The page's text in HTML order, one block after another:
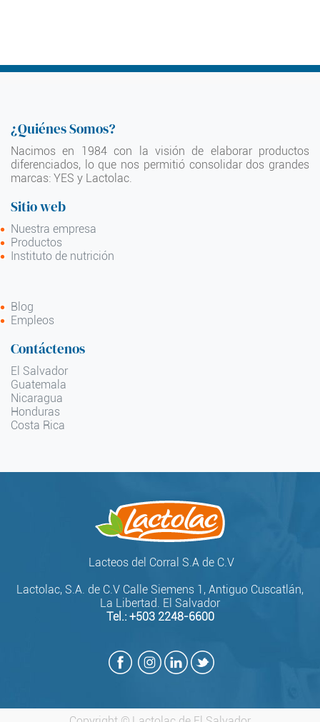
¿Quiénes Somos?
Nacimos en 1984 con la visión de elaborar productos
diferenciados, lo que nos permitió consolidar dos grandes
marcas: YES y Lactolac.
Sitio web
Nuestra empresa
Productos
Instituto de nutrición
Blog
Empleos
Contáctenos
El Salvador
Guatemala
Nicaragua
Honduras
Costa Rica
Lacteos del Corral S.A de C.V
Lactolac, S.A. de C.V Calle Siemens 1, Antiguo Cuscatlán,
La Libertad. El Salvador
Tel.:+503 2248-6600